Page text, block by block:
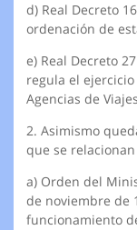
d) Real Decreto
ordenación de
e) Real Decreto
regula el
Agencias de
2. Asimismo
que se
a) Orden del
de noviembre de
funcionamiento